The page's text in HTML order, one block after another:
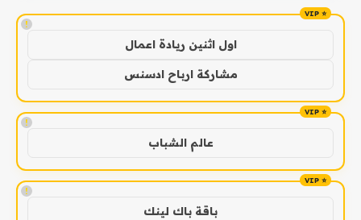
!
اول اثنين ريادة اعمال
مشاركة ارباح ادسنس
!
عالم الشباب
!
باقة باك لينك